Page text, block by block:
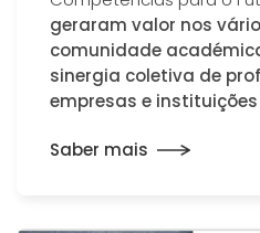
geraram valor nos
comunidade
sinergia coletiva de
empresas e
Saber mais